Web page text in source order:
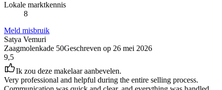
Lokale marktkennis
8
Meld misbruik
Satya Vemuri
Zaagmolenkade 50Geschreven op 26 mei 2026
9,5
Ik zou deze makelaar aanbevelen.
Very professional and helpful during the entire selling process.